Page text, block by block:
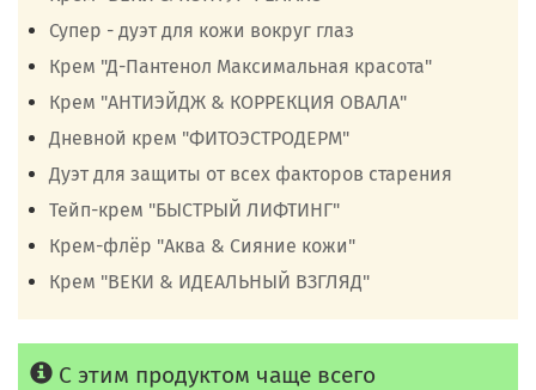
Супер - дуэт для кожи вокруг глаз
Крем "Д-Пантенол Максимальная красота"
Крем "АНТИЭЙДЖ & КОРРЕКЦИЯ ОВАЛА"
Дневной крем "ФИТОЭСТРОДЕРМ"
Дуэт для защиты от всех факторов старения
Тейп-крем "БЫСТРЫЙ ЛИФТИНГ"
Крем-флёр "Аква & Сияние кожи"
Крем "ВЕКИ & ИДЕАЛЬНЫЙ ВЗГЛЯД"
С этим продуктом чаще всего